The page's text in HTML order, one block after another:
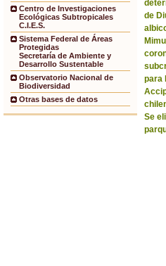
Centro de Investigaciones
Ecológicas Subtropicales
C.I.E.S.
Sistema Federal de Áreas
Protegidas
Secretaría de Ambiente y
Desarrollo Sustentable
Observatorio Nacional de
Biodiversidad
Otras bases de datos
de
para
Se